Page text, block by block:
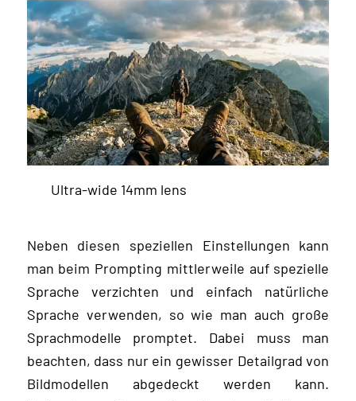
Ultra-wide 14mm lens
Neben diesen speziellen Einstellungen kann
man beim Prompting mittlerweile auf spezielle
Sprache verzichten und einfach natürliche
Sprache verwenden, so wie man auch große
Sprachmodelle promptet. Dabei muss man
beachten, dass nur ein gewisser Detailgrad von
Bildmodellen abgedeckt werden kann.